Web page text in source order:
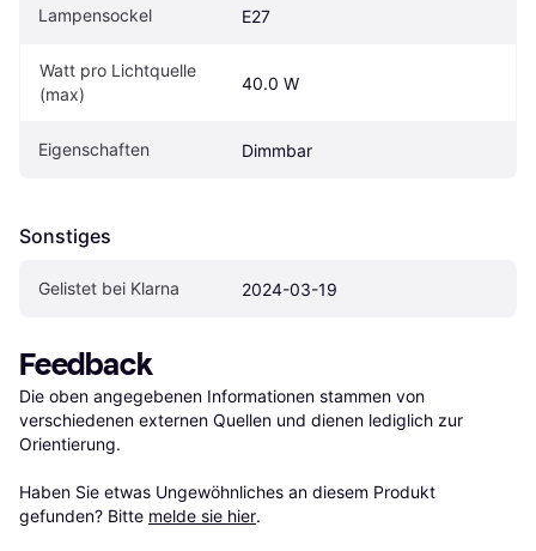
Lampensockel E27
Watt pro Lichtquelle
(max)
40.0 W
Eigenschaften Dimmbar
Sonstiges
Gelistet bei Klarna 2024-03-19
Feedback
Die oben angegebenen Informationen stammen von
verschiedenen externen Quellen und dienen lediglich zur
Orientierung.
Haben Sie etwas Ungewöhnliches an diesem Produkt
gefunden? Bitte melde sie hier.